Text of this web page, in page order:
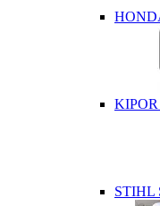
KIPOR
STIHL